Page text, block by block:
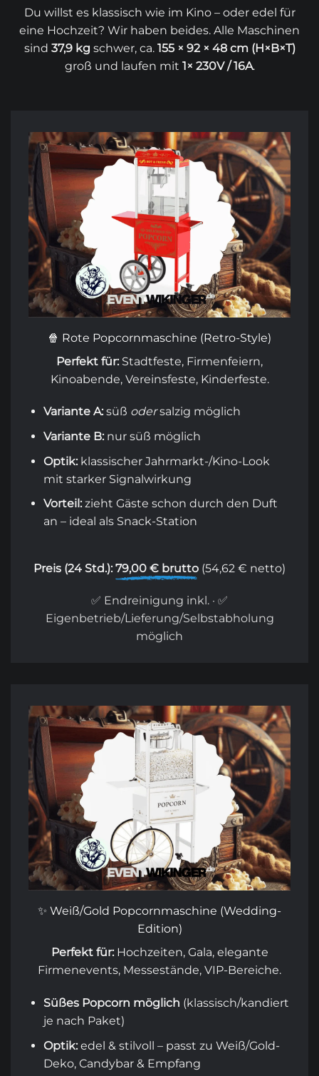
Du willst es klassisch wie im Kino – oder edel für
eine Hochzeit? Wir haben beides. Alle Maschinen
sind 37,9 kg schwer, ca. 155 × 92 × 48 cm (H×B×T)
groß und laufen mit 1× 230V / 16A.
🍿 Rote Popcornmaschine (Retro-Style)
Perfekt für: Stadtfeste, Firmenfeiern,
Kinoabende, Vereinsfeste, Kinderfeste.
Variante A:süß odersalzig möglich
Variante B:nur süß möglich
Optik:klassischer Jahrmarkt-/Kino-Look
mit starker Signalwirkung
Vorteil:zieht Gäste schon durch den Duft
an – ideal als Snack-Station
Preis (24 Std.): 79,00 € brutto (54,62 € netto)
✅ Endreinigung inkl. · ✅
Eigenbetrieb/Lieferung/Selbstabholung
möglich
✨ Weiß/Gold Popcornmaschine (Wedding-
Edition)
Perfekt für:Hochzeiten, Gala, elegante
Firmenevents, Messestände, VIP-Bereiche.
Süßes Popcorn möglich (klassisch/kandiert
je nach Paket)
Optik:edel & stilvoll – passt zu Weiß/Gold-
Deko, Candybar & Empfang